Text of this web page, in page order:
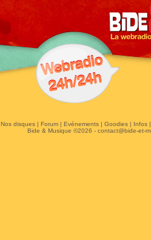
Nos disques| Forum| Evénements| Goodies| Infos
Bide & Musique ©2026 - contact@bide-et-